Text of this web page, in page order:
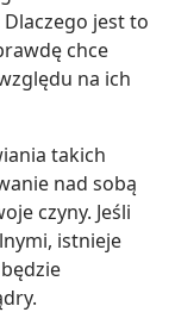
jest to
chce
na ich
takich
nad sobą
czyny. Jeśli
istnieje